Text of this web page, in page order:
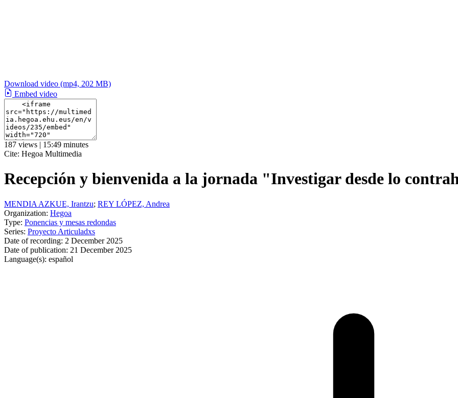
Download video (mp4, 202 MB)
Embed video
187 views | 15:49 minutes
Cite: Hegoa Multimedia
Recepción y bienvenida a la jornada "Investigar desde lo
MENDIA AZKUE, Irantzu; REY LÓPEZ, Andrea
Organization: Hegoa
Type: Ponencias y mesas redondas
Series: Proyecto Articuladxs
Date of recording: 2 December 2025
Date of publication: 21 December 2025
Language(s): español